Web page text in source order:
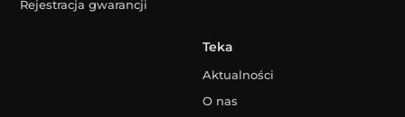
Rejestracja gwarancji
Teka
Aktualności
O nas